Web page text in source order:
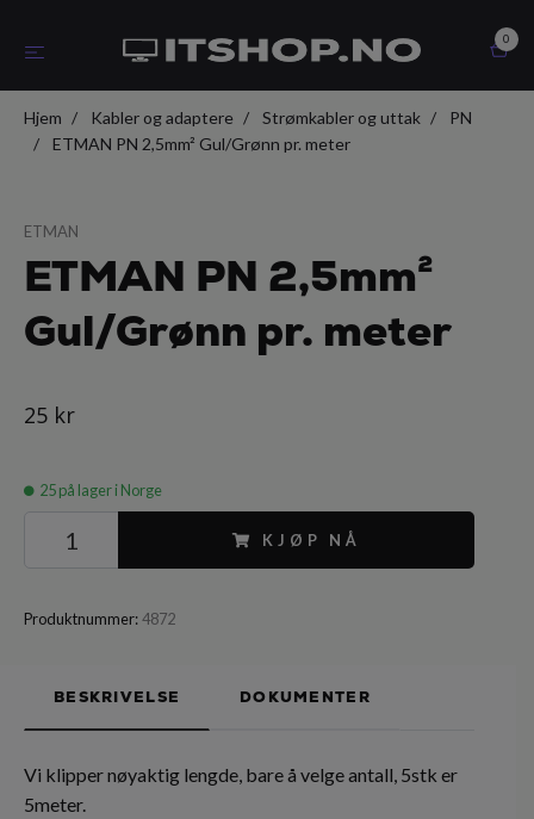
0
Hjem Kabler og adaptere Strømkabler og uttak
PN
ETMAN PN 2,5mm² Gul/Grønn pr. meter
ETMAN
ETMAN PN 2,5mm²
Gul/Grønn pr. meter
25 kr
25på lager i Norge
KJØP NÅ
Produktnummer:4872
BESKRIVELSE DOKUMENTER
Vi klipper nøyaktig lengde, bare å velge antall, 5stk er
5meter.